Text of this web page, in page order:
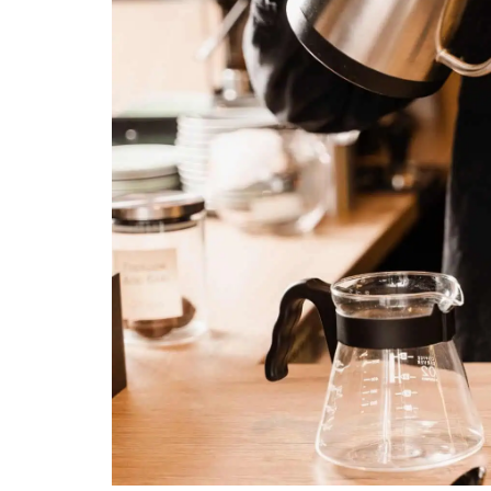
10/06/2026
Bí quyết chọn mua
cà phê hạt rang
mộc thơm ngon,
chuẩn vị
10/06/2026
Những tiêu chí đánh
giá một loại bột cà
phê nguyên chất
ngon
10/06/2026